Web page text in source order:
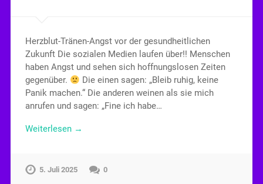
Herzblut-Tränen-Angst vor der gesundheitlichen
Zukunft Die sozialen Medien laufen über!! Menschen
haben Angst und sehen sich hoffnungslosen Zeiten
gegenüber.
Die einen sagen: „Bleib ruhig, keine
Panik machen.“ Die anderen weinen als sie mich
anrufen und sagen: „Fine ich habe…
Weiterlesen →
5. Juli 2025 0